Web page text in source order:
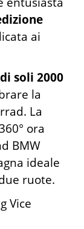
ai
soli 2000
la
La
ora
BMW
ideale
ruote.
Vice